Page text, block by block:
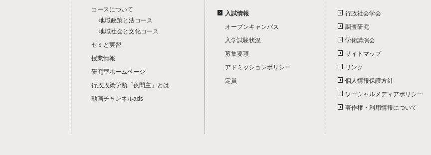
コースについて
地域政策と法コース
地域社会と文化コース
ゼミと実習
授業情報
研究室ホームページ
行政政策学類「夜間主」とは
動画チャンネルads
入試情報
オープンキャンパス
入学試験状況
募集要項
アドミッションポリシー
定員
行政社会学会
調査研究
学術講演会
サイトマップ
リンク
個人情報保護方針
ソーシャルメディアポリシー
著作権・利用情報について